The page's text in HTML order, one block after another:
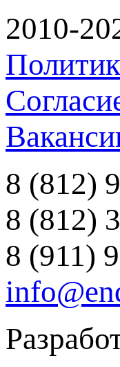
2010-
8 (812)
8 (812)
8 (911)